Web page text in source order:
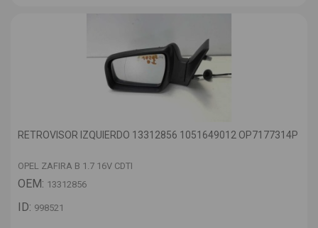
RETROVISOR IZQUIERDO 13312856 1051649012 OP7177314P
OPEL ZAFIRA B 1.7 16V CDTI
OEM: 13312856
ID: 998521